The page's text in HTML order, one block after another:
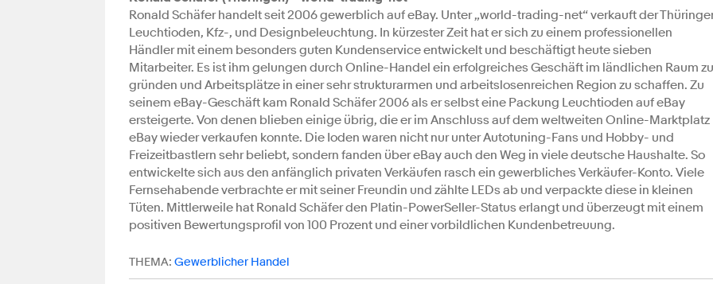
Ronald Schäfer handelt seit 2006 gewerblich auf eBay. Unter „world-trading-net“ verkauft der
Leuchtioden, Kfz-, und Designbeleuchtung. In kürzester Zeit hat er sich zu einem professionellen
Händler mit einem besonders guten Kundenservice entwickelt und beschäftigt heute sieben
Mitarbeiter. Es ist ihm gelungen durch Online-Handel ein erfolgreiches Geschäft im ländlichen Raum zu
gründen und Arbeitsplätze in einer sehr strukturarmen und arbeitslosenreichen Region zu schaffen. Zu
seinem eBay-Geschäft kam Ronald Schäfer 2006 als er selbst eine Packung Leuchtioden auf eBay
ersteigerte. Von denen blieben einige übrig, die er im Anschluss auf dem weltweiten Online-Marktplatz
eBay wieder verkaufen konnte. Die Ioden waren nicht nur unter Autotuning-Fans und Hobby- und
Freizeitbastlern sehr beliebt, sondern fanden über eBay auch den Weg in viele deutsche Haushalte. So
entwickelte sich aus den anfänglich privaten Verkäufen rasch ein gewerbliches Verkäufer-Konto. Viele
Fernsehabende verbrachte er mit seiner Freundin und zählte LEDs ab und verpackte diese in kleinen
Tüten. Mittlerweile hat Ronald Schäfer den Platin-PowerSeller-Status erlangt und überzeugt mit einem
positiven Bewertungsprofil von 100 Prozent und einer vorbildlichen Kundenbetreuung.
THEMA: Gewerblicher Handel